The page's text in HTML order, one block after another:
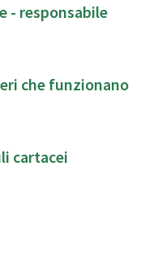
- responsabile
che funzionano
cartacei